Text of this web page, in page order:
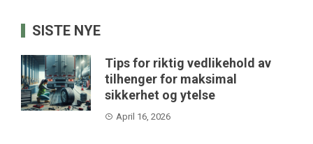
SISTE NYE
Tips for riktig vedlikehold av
tilhenger for maksimal
sikkerhet og ytelse
April 16, 2026